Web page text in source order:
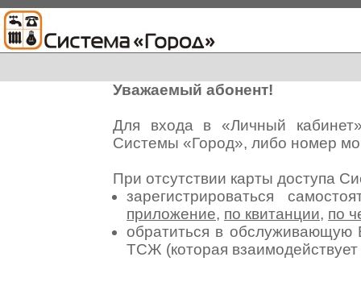
Уважаемый абонент!
Для входа в «Личный
Системы «Город», либо номер
При отсутствии карты доступа
зарегистрироваться
приложение, по квитанции, по
обратиться в
ТСЖ (которая